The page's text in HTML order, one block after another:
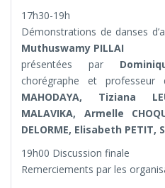
17h30-19h
Démonstrations de danses
Muthuswamy PILLAI
présentées par
chorégraphe et
MAHODAYA, Tiziana
MALAVIKA, Armelle
DELORME, Elisabeth PETIT,
19h00 Discussion finale
Remerciements par les